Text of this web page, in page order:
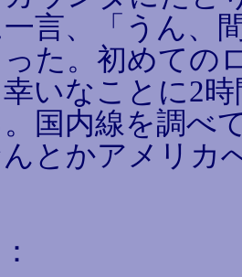
言、「うん、
た。初めての
いなことに2
国内線を調べ
とかアメリカ